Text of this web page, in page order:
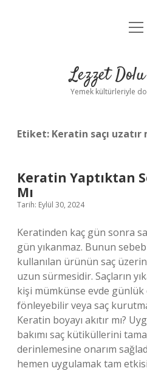
Yasal
Lezzet
Yemek kültürleriyle
Etiket: Keratin saçı uzatır
Keratin Yaptıktan
Mı
Tarih: Eylül 30, 2024
Keratinden kaç gün sonra
gün yıkanmaz. Bunun
kullanılan ürünün saç
uzun sürmesidir. Saçların
kişi mümkünse evde günlük
fönleyebilir veya saç
Keratin boyayı akıtır mı?
bakımı saç kütiküllerini
derinlemesine onarım
hemen uygulamak tam